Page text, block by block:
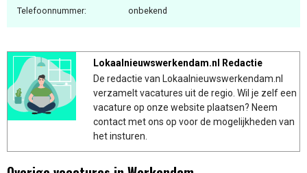
Telefoonnummer: onbekend
Lokaalnieuwswerkendam.nl Redactie
De redactie van Lokaalnieuwswerkendam.nl
verzamelt vacatures uit de regio. Wil je zelf een
vacature op onze website plaatsen? Neem
contact met ons op voor de mogelijkheden van
het insturen.